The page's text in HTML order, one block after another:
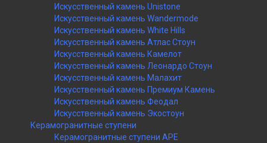
Искусственный камень Unistone
Искусственный камень Wandermode
Искусственный камень White Hills
Искусственный камень Атлас Стоун
Искусственный камень Камелот
Искусственный камень Леонардо Стоун
Искусственный камень Малахит
Искусственный камень Премиум Камень
Искусственный камень Феодал
Искусственный камень Экостоун
Керамогранитные ступени
Керамогранитные ступени APE